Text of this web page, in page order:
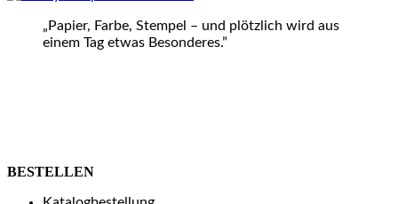
„Papier, Farbe, Stempel – und plötzlich wird aus
einem Tag etwas Besonderes.”
BESTELLEN